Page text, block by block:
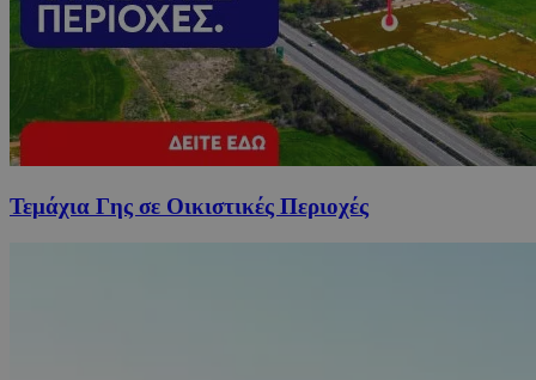
Τεμάχια Γης σε Οικιστικές Περιοχές